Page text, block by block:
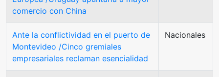
comercio con China
Ante la conflictividad en el puerto de
Montevideo /Cinco gremiales
empresariales reclaman esencialidad
Nacionales